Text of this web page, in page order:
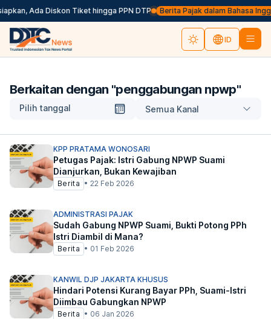
Ada Diskon Tiket hingga PPN DTP Berita Pajak dalam Bahasa
ID
Berkaitan dengan "penggabungan npwp"
Pilih tanggal Semua Kanal
KPP PRATAMA WONOSARI
Petugas Pajak: Istri Gabung NPWP Suami
Dianjurkan, Bukan Kewajiban
Berita • 22 Feb 2026
ADMINISTRASI PAJAK
Sudah Gabung NPWP Suami, Bukti Potong PPh
Istri Diambil di Mana?
Berita • 01 Feb 2026
KANWIL DJP JAKARTA KHUSUS
Hindari Potensi Kurang Bayar PPh, Suami-Istri
Diimbau Gabungkan NPWP
Berita • 06 Jan 2026